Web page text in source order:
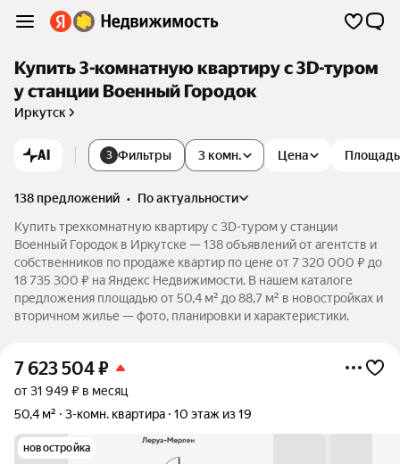
Купить 3-комнатную квартиру c 3D-туром
у станции Военный Городок
Иркутск
AI 3 Фильтры 3 комн. Цена Площадь
138 предложений •
по актуальности
Купить трехкомнатную квартиру c 3D-туром у станции
Военный Городок в Иркутске — 138 объявлений от агентств и
собственников по продаже квартир по цене от 7 320 000 ₽ до
18 735 300 ₽ на Яндекс Недвижимости. В нашем каталоге
предложения площадью от 50,4 м² до 88,7 м² в новостройках и
вторичном жилье — фото, планировки и характеристики.
7 623 504₽
от 31 949 ₽ в месяц
50,4 м²
3-комн. квартира 10 этаж из 19
новостройка